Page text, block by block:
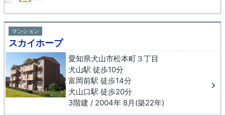
マンション
スカイホープ
愛知県犬山市松本町３丁目
犬山駅 徒歩10分
富岡前駅 徒歩14分
犬山口駅 徒歩20分
3階建 / 2004年 8月(築22年)